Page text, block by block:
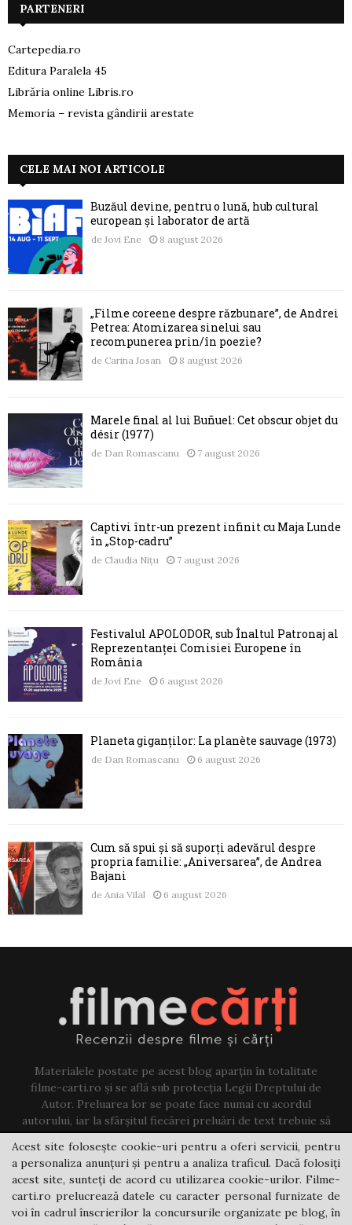
PARTENERI
Cartepedia.ro
Editura Paralela 45
Librăria online Libris.ro
Memoria – revista gândirii arestate
CELE MAI NOI ARTICOLE
Buzăul devine, pentru o lună, hub cultural
european și laborator de artă
de Jovi Ene 8 august 2026
„Filme coreene despre răzbunare”, de Andrei
Petrea: Atomizarea sinelui sau
recompunerea prin/în poezie?
de Carina Josan 8 august 2026
Marele final al lui Buñuel: Cet obscur objet du
désir (1977)
de Dan Romascanu 7 august 2026
Captivi într-un prezent infinit cu Maja Lunde
în „Stop-cadru”
de Claudia Nițu 7 august 2026
Festivalul APOLODOR, sub Înaltul Patronaj al
Reprezentanței Comisiei Europene în
România
de Jovi Ene 6 august 2026
Planeta giganților: La planète sauvage (1973)
de Dan Romascanu 6 august 2026
Cum să spui și să suporți adevărul despre
propria familie: „Aniversarea”, de Andrea
Bajani
de Ania Vilal 6 august 2026
Materialele postate pe acest blog aparțin în totalitate
filme-carti.ro și se află sub protecția Legii Dreptului de
Autor. Preluarea lor se poate face numai cu acordul
autorului, iar la sfârșitul fiecărei preluări de text trebuie să
existe un link către acest blog.
Contact us:jovi@filme-carti.ro
Acest site folosește cookie-uri pentru a oferi servicii, pentru
a personaliza anunțuri și pentru a analiza traficul. Dacă folosiți
acest site, sunteți de acord cu utilizarea cookie-urilor. Filme-
carti.ro prelucrează datele cu caracter personal furnizate de
voi în cadrul înscrierilor la concursurile organizate pe blog, în